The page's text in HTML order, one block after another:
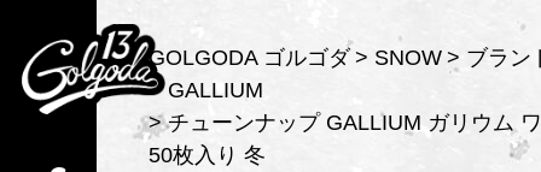
GOLGODA ゴルゴダ SNOW
ブラン
GALLIUM
チューンナップ GALLIUM ガリウム
50枚入り 冬